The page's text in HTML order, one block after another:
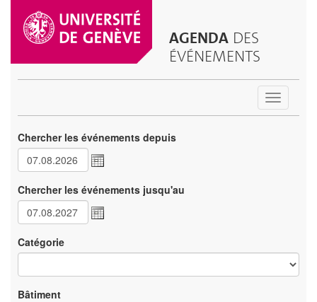
AGENDA DES
ÉVÉNEMENTS
Toggle
Chercher les événements depuis
Chercher les événements jusqu'au
Catégorie
Bâtiment